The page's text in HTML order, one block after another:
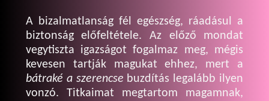
A bizalmatlanság fél egészség, ráadásul a
biztonság előfeltétele. Az előző mondat
vegytiszta igazságot fogalmaz meg, mégis
kevesen tartják magukat ehhez, mert a
bátraké a szerencse buzdítás legalább ilyen
vonzó. Titkaimat megtartom magamnak,